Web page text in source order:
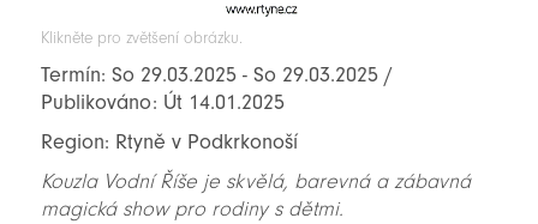
Klikněte pro zvětšení obrázku.
Termín: So 29.03.2025 - So 29.03.2025 /
Publikováno: Út 14.01.2025
Region: Rtyně v Podkrkonoší
Kouzla Vodní Říše je skvělá, barevná a zábavná
magická show pro rodiny s dětmi.